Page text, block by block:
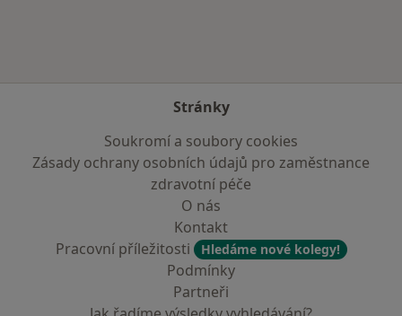
Stránky
Soukromí a soubory cookies
Zásady ochrany osobních údajů pro zaměstnance
zdravotní péče
O nás
Kontakt
Pracovní příležitosti
Hledáme nové kolegy!
Podmínky
Partneři